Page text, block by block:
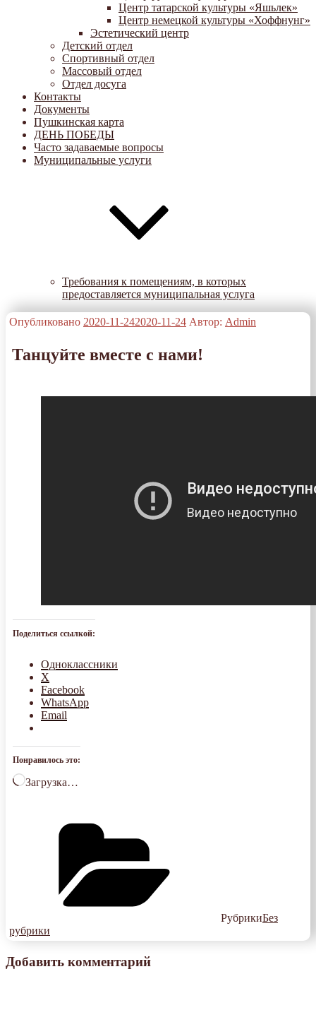
Центр татарской культуры «Яшьлек»
Центр немецкой культуры «Хоффнунг»
Эстетический центр
Детский отдел
Спортивный отдел
Массовый отдел
Отдел досуга
Контакты
Документы
Пушкинская карта
ДЕНЬ ПОБЕДЫ
Часто задаваемые вопросы
Муниципальные услуги
Требования к помещениям, в которых
предоставляется муниципальная услуга
Опубликовано 2020-11-242020-11-24 Автор: Admin
Танцуйте вместе с нами!
Поделиться ссылкой:
Одноклассники
X
Facebook
WhatsApp
Email
Понравилось это:
Загрузка…
РубрикиБез
рубрики
Добавить комментарий